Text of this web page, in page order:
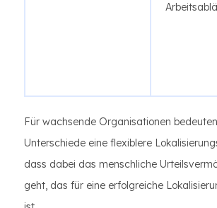
Für wachsende Organisationen
Unterschiede eine flexiblere
dass dabei das menschliche
geht, das für eine erfolgreiche